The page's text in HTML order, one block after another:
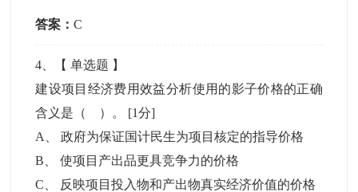
答案：C
4 、【单选题 】
建设项目经济费用效益分析使用的影子价格的正确
含义是（ ）。 [1分]
A
、政府为保证国计民生为项目核定的指导价格
B 、使项目产出品更具竞争力的价格
C
反映项目投入物和产出物真实经济价值的价格